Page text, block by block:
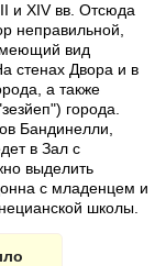
и XIV вв. Отсюда
неправильной,
вид
стенах Двора и в
а также
города.
Бандинелли,
в Зал с
выделить
с младенцем и
школы.